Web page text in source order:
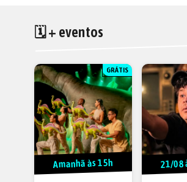
🗓 + eventos
GRÁTIS
Amanhã às 15h 21/08